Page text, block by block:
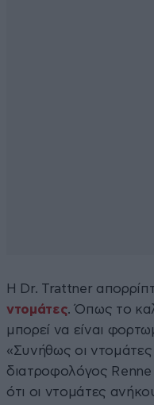
Η Dr. Trattner
ντομάτες. Όπως το
μπορεί να είναι
«Συνήθως οι ντομάτες
διατροφολόγος Renne
ότι οι ντομάτες